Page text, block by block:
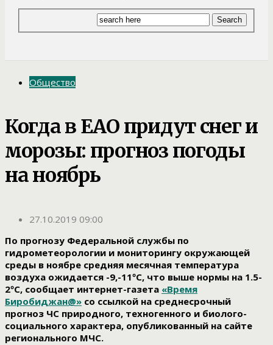
Общество
Когда в ЕАО придут снег и
морозы: прогноз погоды
на ноябрь
27.10.2019 09:00
По прогнозу Федеральной службы по
гидрометеорологии и мониторингу окружающей
среды в ноябре средняя месячная температура
воздуха ожидается -9,-11ºС, что выше нормы на 1.5-
2ºС, сообщает интернет-газета «Время
Биробиджан@» со ссылкой на среднесрочный
прогноз ЧС природного, техногенного и биолого-
социального характера, опубликованный на сайте
регионального МЧС.